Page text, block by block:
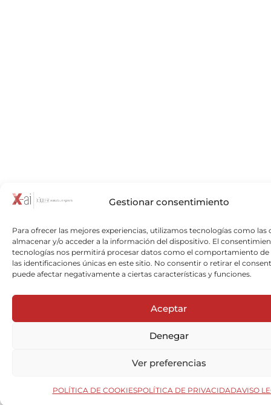
Gestionar consentimiento
Para ofrecer las mejores experiencias, utilizamos tecnologías como las
almacenar y/o acceder a la información del dispositivo. El
tecnologías nos permitirá procesar datos como el comportamiento de
las identificaciones únicas en este sitio. No consentir o retirar el
puede afectar negativamente a ciertas características y funciones.
Aceptar
Denegar
Ver preferencias
POLÍTICA DE COOKIESPOLÍTICA DE PRIVACIDADAVISO